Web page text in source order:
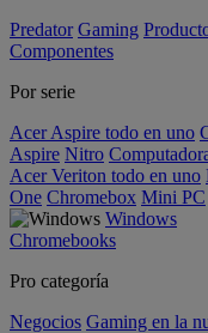
Predator Gaming
Componentes
Por serie
Acer Aspire todo en uno
Aspire Nitro
Acer Veriton todo en uno
One Chromebox Mini PC
Windows
Chromebooks
Pro categoría
Negocios Gaming en la